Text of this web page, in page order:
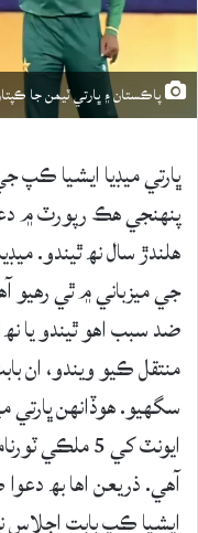
پاڪستان ۽ ڀارتي ٽيمن جا
ڀارتي ميڊيا ايشيا
پنهنجي هڪ رپورٽ ۾
هلندڙ سال نھ ٿيندو.
جي ميزباني ۾ ٿي رهيو
ضد سبب اهو ٿيندو يا
منتقل ڪيو ويندو، ان
سگهيو. هوڏانهن
ايونٽ کي 5
آهي. ذريعن اها بھ
ايشيا ڪپ بابت اجلاس